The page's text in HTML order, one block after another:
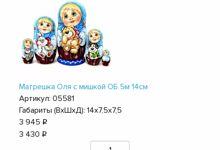
Матрешка Оля с мишкой ОБ 5м 14см
Артикул: 05581
Габариты (ВхШхД): 14х7,5х7,5
3 945 q
3 430 q